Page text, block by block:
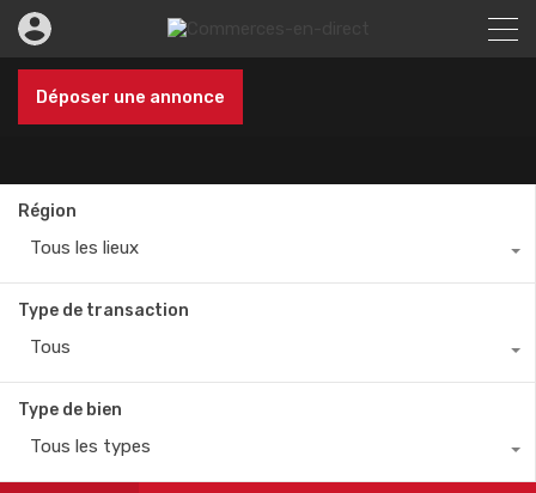
Déposer une annonce
Région
Tous les lieux
Type de transaction
Tous
Type de bien
Tous les types